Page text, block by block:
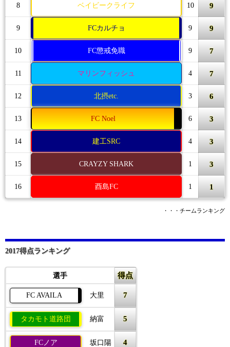
8 ベイビークライフ 10 9
9 FCカルチョ 9 9
10 FC懲戒免職 9 7
11 マリンフィッシュ 4 7
12 北摂etc. 3 6
13 FC Noel 6 3
14 建工SRC 4 3
15 CRAYZY SHARK 1 3
16 酉島FC 1 1
・・・チームランキング
2017得点ランキング
選手 得点
FC AVAILA 大里 7
タカモト道路団 納富 5
FCノア 坂口陽 4